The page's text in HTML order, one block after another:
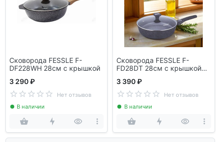
Сковорода FESSLE F-
DF228WH 28см с крышкой
3 290 ₽
Нет отзывов
В наличии
Сковорода FESSLE F-
FD28DT 28см с крышкой
3 390 ₽
Нет отзывов
В наличии